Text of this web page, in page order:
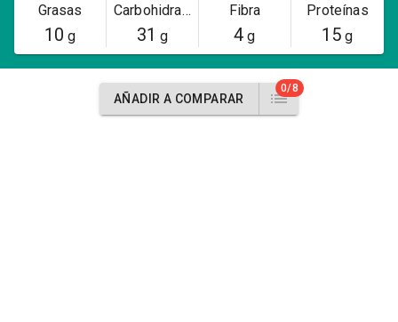
Grasas
10 g
Carbohidratos
31 g
Fibra
4 g
Proteínas
15 g
AÑADIR A COMPARAR
0/8